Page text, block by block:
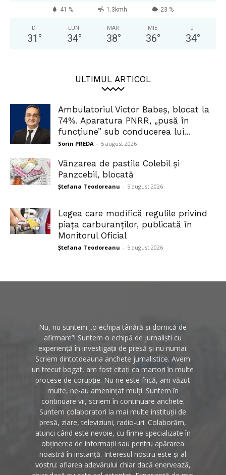
41 % 1.3kmh 23 %
D
31 °
LUN
34°
MAR
38°
MIE
36°
J
34°
ULTIMUL ARTICOL
Ambulatoriul Victor Babeș, blocat la
74%. Aparatura PNRR, „pusă în
funcțiune” sub conducerea lui...
Sorin PREDA - 5 august 2026
Vânzarea de pastile Colebil și
Panzcebil, blocată
Ștefana Teodoreanu - 5 august 2026
Legea care modifică regulile privind
piața carburanților, publicată în
Monitorul Oficial
Ștefana Teodoreanu - 5 august 2026
Nu, nu suntem „o echipa tânără și dornică de
afirmare”! Suntem o echipă de jurnaliști cu
experiență în investigații de presă și nu numai.
Scriem dintotdeauna anchete jurnalistice. Avem
un trecut bogat, am fost citați ca martori în multe
procese de corupție. Nu ne este frică, am văzut
multe, ne-au amenințat mulți. Suntem în
continuare vii, scriem în continuare anchete.
Suntem colaboratori la mai multe instituții de
presă, ziare, televiziuni, radio-uri. Colaborăm,
atunci când este nevoie, cu firme specializate în
obținerea de informații sau pentru apărarea
noastră în instanță. Interesul nostru este și al
vostru: aflarea adevărului chiar dacă enervează,